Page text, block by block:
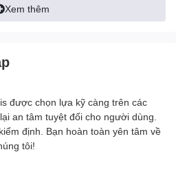
Xem thêm
được chọn lựa kỹ càng trên các
an tâm tuyệt đối cho người dùng.
định. Bạn hoàn toàn yên tâm về
tôi!